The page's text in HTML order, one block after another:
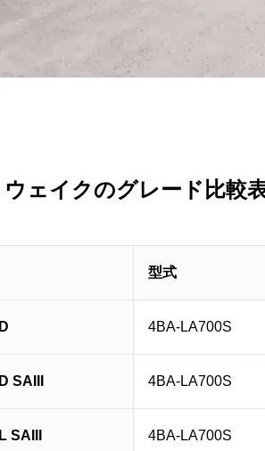
ウェイクのグレード比較
型式
D 4BA-LA700S
D SAIII 4BA-LA700S
L SAIII 4BA-LA700S